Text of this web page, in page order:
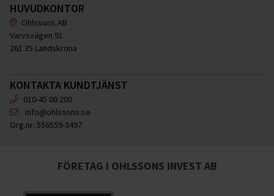
HUVUDKONTOR
Ohlssons AB
Varvsvägen 91
261 35 Landskrona
KONTAKTA KUNDTJÄNST
010-45 00 200
info@ohlssons.se
Org.nr: 556559-3497
FÖRETAG I OHLSSONS INVEST AB